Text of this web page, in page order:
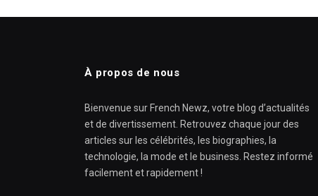
À propos de nous
Bienvenue sur French Newz, votre blog d’actualités
et de divertissement. Retrouvez chaque jour des
articles sur les célébrités, les biographies, la
technologie, la mode et le business. Restez informé
facilement et rapidement !